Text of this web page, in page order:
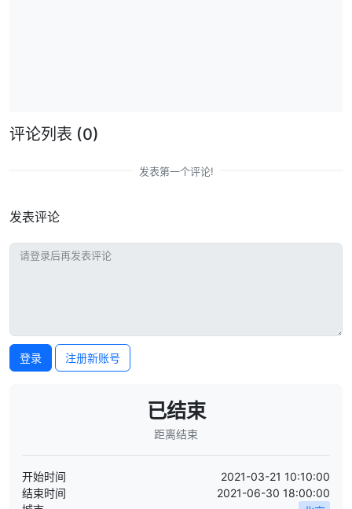
评论列表 (0)
发表第一个评论!
发表评论
登录 注册新账号
已结束
距离结束
开始时间
2021-03-21 10:10:00
结束时间
2021-06-30 18:00:00